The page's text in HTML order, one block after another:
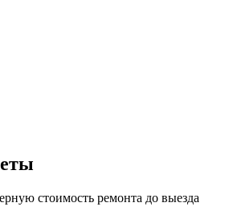
стоимость ремонта до выезда